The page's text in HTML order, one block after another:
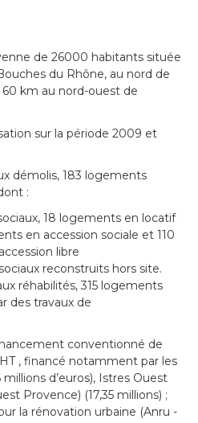
de 26000 habitants située
du Rhône, au nord de
60 km au nord-ouest de
sur la période 2009 et
démolis, 183 logements
:
18 logements en locatif
en accession sociale et 110
libre
reconstruits hors site.
réhabilités, 315 logements
des travaux de
conventionné de
, financé notamment par les
millions d’euros), Istres Ouest
Provence) (17,35 millions) ;
la rénovation urbaine (Anru -